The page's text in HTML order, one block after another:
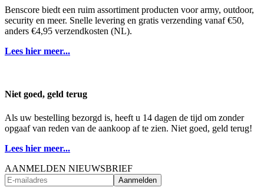
Benscore biedt een ruim assortiment producten voor army, outdoor,
security en meer. Snelle levering en gratis verzending vanaf €50,
anders €4,95 verzendkosten (NL).
Lees hier meer...
Niet goed, geld terug
Als uw bestelling bezorgd is, heeft u 14 dagen de tijd om zonder
opgaaf van reden van de aankoop af te zien. Niet goed, geld terug!
Lees hier meer...
AANMELDEN NIEUWSBRIEF
Aanmelden